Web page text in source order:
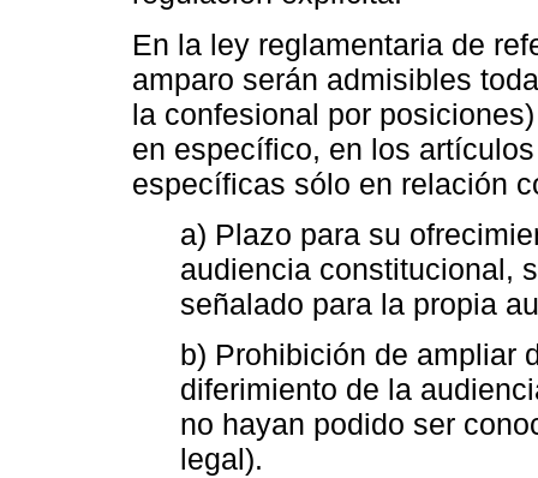
En la ley reglamentaria de
amparo serán admisibles
la confesional por
en específico, en los
específicas sólo en relación
a) Plazo para su
audiencia constitucional,
señalado para la propia
b) Prohibición de ampliar
diferimiento de la
no hayan podido ser
legal).